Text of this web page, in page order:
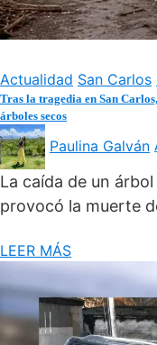
Actualidad San Carlos
Tras la tragedia en San
árboles secos
Paulina Galván
La caída de un
provocó la muerte
LEER MÁS